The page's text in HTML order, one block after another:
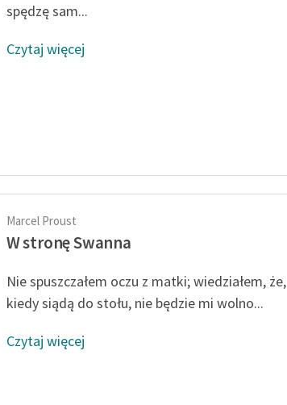
spędzę sam...
Czytaj więcej
Marcel Proust
W stronę Swanna
Nie spuszczałem oczu z matki; wiedziałem, że,
kiedy siądą do stołu, nie będzie mi wolno...
Czytaj więcej